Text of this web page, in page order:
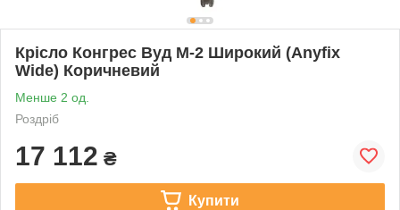
Крісло Конгрес Вуд M-2 Широкий (Anyfix
Wide) Коричневий
Менше 2 од.
Роздріб
17 112 ₴
Купити